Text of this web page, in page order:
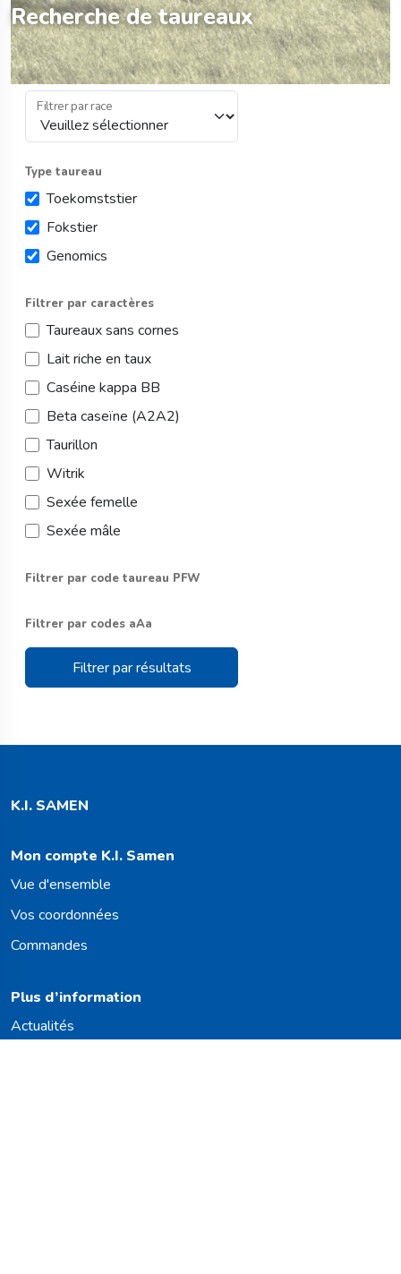
Veuillez sélectionner une race
Filtrer par race
Type taureau
Toekomststier
Fokstier
Genomics
Filtrer par caractères
Taureaux sans cornes
Lait riche en taux
Caséine kappa BB
Beta caseïne (A2A2)
Taurillon
Witrik
Sexée femelle
Sexée mâle
Filtrer par code taureau PFW
Filtrer par codes aAa
Filtrer par résultats
Recherche de taureaux
K.I. SAMEN
Mon compte K.I. Samen
Vue d'ensemble
Vos coordonnées
Commandes
Plus d’information
Actualités